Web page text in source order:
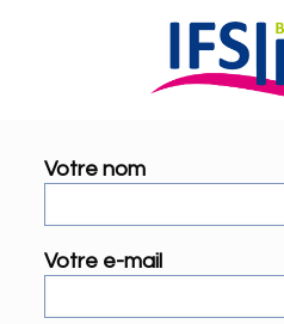
Votre nom
Votre e-mail